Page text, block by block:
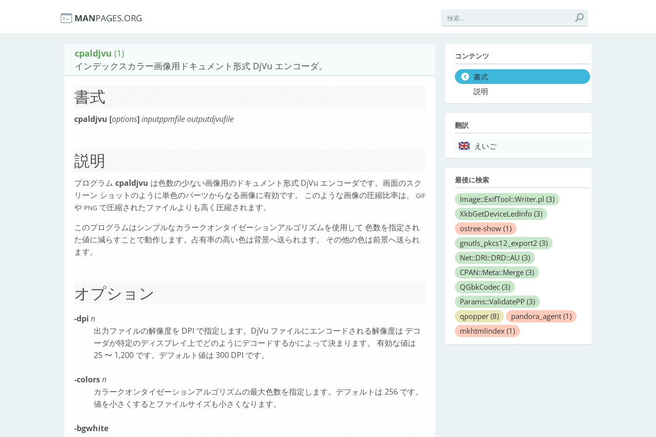
cpaldjvu (1)
インデックスカラー画像用ドキュメント形式 DjVu エンコーダ。
書式
cpaldjvu [options]inputppmfileoutputdjvufile
説明
プログラム cpaldjvu は色数の少ない画像用のドキュメント形式 DjVu エンコーダです。画面のスク
リーン ショットのように単色のパーツからなる画像に有効です。 このような画像の圧縮比率は、
GIF
や PNG で圧縮されたファイルよりも高く圧縮されます。
このプログラムはシンプルなカラークオンタイゼーションアルゴリズムを使用して 色数を指定され
た値に減らすことで動作します。占有率の高い色は背景へ送られます。 その他の色は前景へ送られ
ます。
オプション
-dpi n
出力ファイルの解像度を DPI で指定します。DjVu ファイルにエンコードされる解像度は デコ
ーダが特定のディスプレイ上でどのようにデコードするかによって決まります。 有効な値は
25 〜 1,200 です。デフォルト値は 300 DPI です。
-colorsn
カラークオンタイゼーションアルゴリズムの最大色数を指定します。デフォルトは 256 です。
値を小さくするとファイルサイズも小さくなります。
-bgwhite
コンテンツ
書式
説明
翻訳
えいご
最後に検索
Image::ExifTool::Writer.pl (3)
XkbGetDeviceLedInfo (3)
ostree-show (1)
gnutls_pkcs12_export2 (3)
Net::DRI::DRD::AU (3)
CPAN::Meta::Merge (3)
QGbkCodec (3)
Params::ValidatePP (3)
qpopper (8) pandora_agent (1)
mkhtmlindex (1)